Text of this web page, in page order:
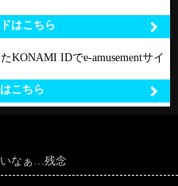
はこちら
KONAMI IDでe-amusementサイ
こちら
なぁ…残念